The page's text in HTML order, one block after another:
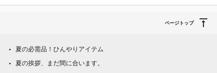
ページトップ
夏の必需品！ひんやりアイテム
夏の挨拶、まだ間に合います。